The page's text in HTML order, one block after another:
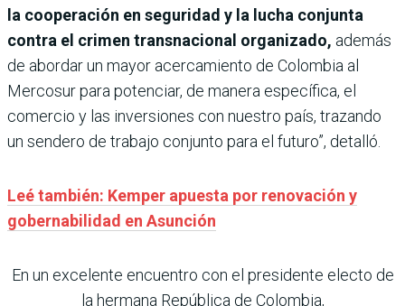
la cooperación en seguridad y la lucha conjunta
contra el crimen transnacional organizado, además
de abordar un mayor acercamiento de Colombia al
Mercosur para potenciar, de manera específica, el
comercio y las inversiones con nuestro país, trazando
un sendero de trabajo conjunto para el futuro”, detalló.
Leé también: Kemper apuesta por renovación y
gobernabilidad en Asunción
En un excelente encuentro con el presidente electo de
la hermana República de Colombia,